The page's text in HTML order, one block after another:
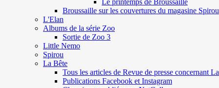
Broussaille sur les couvertures du magasine Spirou
L'Elan
Albums de la série Zoo
Sortie de Zoo 3
Little Nemo
Spirou
La Bête
Tous les articles de Revue de presse concernant
Publications Facebook et Instagram